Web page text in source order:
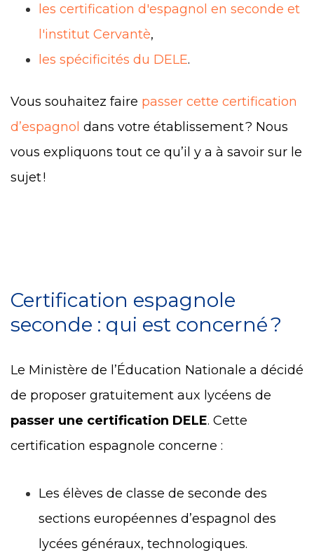
les certification d'espagnol en seconde et
l'institut Cervantè,
les spécificités du DELE.
Vous souhaitez faire passer cette certification
d’espagnol dans votre établissement ? Nous
vous expliquons tout ce qu’il y a à savoir sur le
sujet !
Certification espagnole
seconde : qui est concerné ?
Le Ministère de l’Éducation Nationale a décidé
de proposer gratuitement aux lycéens de
passer une certification DELE. Cette
certification espagnole concerne :
Les élèves de classe de seconde des
sections européennes d’espagnol des
lycées généraux, technologiques.